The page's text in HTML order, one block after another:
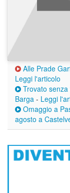
Alle Prade
Leggi l'articolo
Trovato
Barga - Leggi
Omaggio a
agosto a